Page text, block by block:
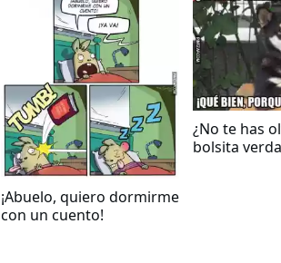
¡Abuelo, quiero dormirme
con un cuento!
¿No te has
bolsita